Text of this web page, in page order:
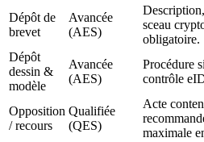
Dépôt de
brevet
Avancée
(AES)
sceau
obligatoire.
Dépôt
dessin &
modèle
Avancée
(AES)
Procédure
contrôle
Opposition
/ recours
Qualifiée
(QES)
Acte
maximale